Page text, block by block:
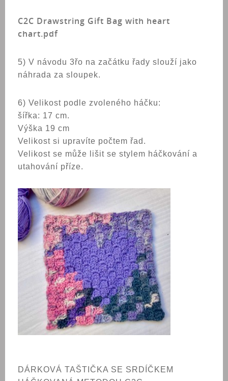
C2C Drawstring Gift Bag with heart
chart.pdf
5) V návodu 3řo na začátku řady slouží jako
náhrada za sloupek.
6) Velikost podle zvoleného háčku:
šířka: 17 cm.
Výška 19 cm
Velikost si upravíte počtem řad.
Velikost se může lišit se stylem háčkování a
utahování příze.
DÁRKOVÁ TAŠTIČKA SE SRDÍČKEM